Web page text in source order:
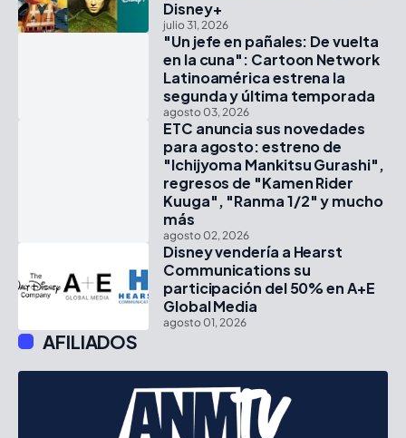
Disney+
julio 31, 2026
"Un jefe en pañales: De vuelta
en la cuna": Cartoon Network
Latinoamérica estrena la
segunda y última temporada
agosto 03, 2026
ETC anuncia sus novedades
para agosto: estreno de
"Ichijyoma Mankitsu Gurashi",
regresos de "Kamen Rider
Kuuga", "Ranma 1/2" y mucho
más
agosto 02, 2026
Disney vendería a Hearst
Communications su
participación del 50% en A+E
Global Media
agosto 01, 2026
AFILIADOS